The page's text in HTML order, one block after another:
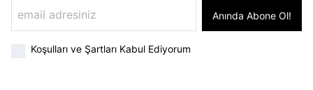
Anında Abone Ol!
Koşulları ve Şartları Kabul Ediyorum